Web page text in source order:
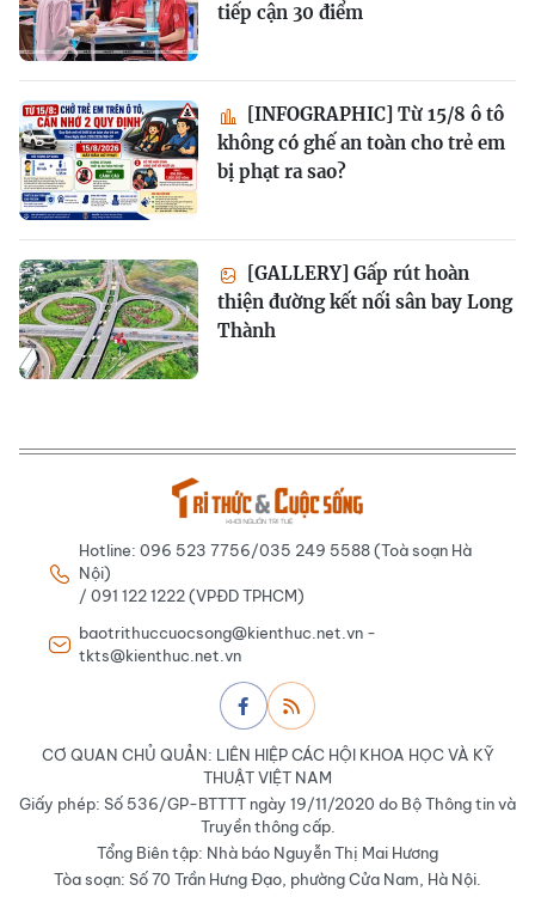
tiếp cận 30 điểm
[INFOGRAPHIC] Từ 15/8 ô tô
không có ghế an toàn cho trẻ em
bị phạt ra sao?
[GALLERY] Gấp rút hoàn
thiện đường kết nối sân bay Long
Thành
Hotline: 096 523 7756/035 249 5588 (Toà soạn Hà
Nội)
/ 091 122 1222 (VPĐD TPHCM)
baotrithuccuocsong@kienthuc.net.vn -
tkts@kienthuc.net.vn
CƠ QUAN CHỦ QUẢN: LIÊN HIỆP CÁC HỘI KHOA HỌC VÀ KỸ
THUẬT VIỆT NAM
Giấy phép: Số 536/GP-BTTTT ngày 19/11/2020 do Bộ Thông tin và
Truyền thông cấp.
Tổng Biên tập: Nhà báo Nguyễn Thị Mai Hương
Tòa soạn: Số 70 Trần Hưng Đạo, phường Cửa Nam, Hà Nội.